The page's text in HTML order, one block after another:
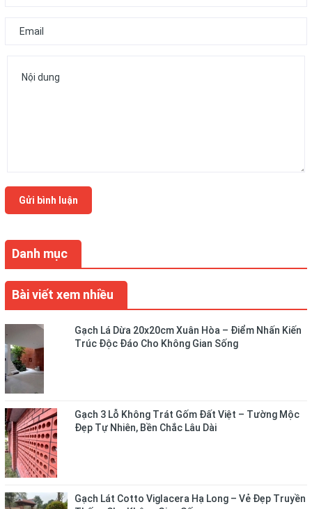
Danh mục
Bài viết xem nhiều
Gạch Lá Dừa 20x20cm Xuân Hòa – Điểm Nhấn Kiến
Trúc Độc Đáo Cho Không Gian Sống
Gạch 3 Lỗ Không Trát Gốm Đất Việt – Tường Mộc
Đẹp Tự Nhiên, Bền Chắc Lâu Dài
Gạch Lát Cotto Viglacera Hạ Long – Vẻ Đẹp Truyền
Gửi bình luận